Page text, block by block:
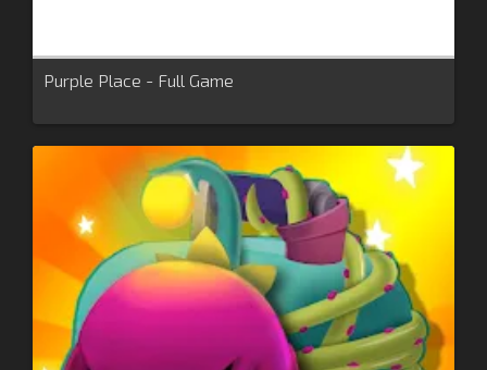
Purple Place - Full Game